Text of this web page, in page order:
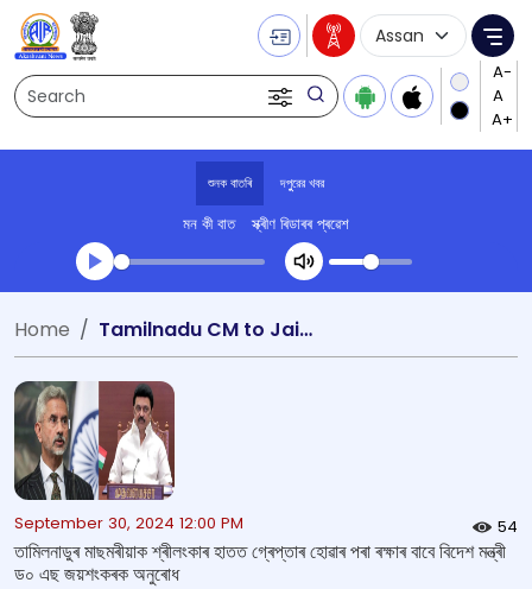
Search
Language
শুনক বাতৰি দপুুরের খবর
মন কী বাত স্ক্ৰীণ ৰিডাৰৰ প্ৰৱেশ
Transcript summary
খেলা অডিঅ' দপুুরের খবর
Home Tamilnadu CM to Jaishankar
September 30, 2024 12:00 PM 54
তামিলনাডুৰ মাছমৰীয়াক শ্ৰীলংকাৰ হাতত গ্ৰেপ্তাৰ হোৱাৰ পৰা ৰক্ষাৰ বাবে বিদেশ মন্ত্ৰী
ড০ এছ জয়শংকৰক অনুৰোধ